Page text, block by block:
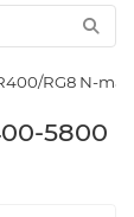
RG8 N-
5800